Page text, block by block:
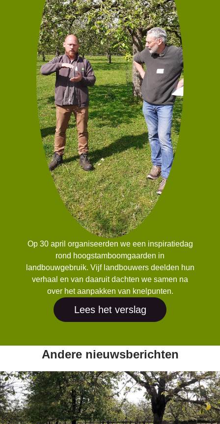
Op 30 april organiseerden we een inspiratiedag
rond hoogstamboomgaarden in
landbouwgebruik. Vijf landbouwers deelden hun
verhaal en van daaruit dachten we samen na
over het aanpakken van knelpunten.
Lees het verslag
Andere nieuwsberichten